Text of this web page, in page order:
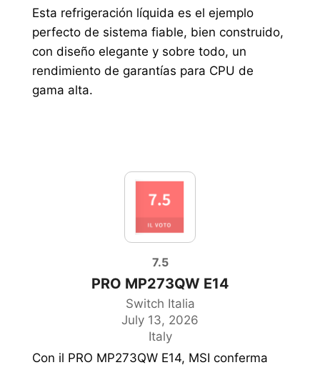
Esta refrigeración líquida es el ejemplo
perfecto de sistema fiable, bien construido,
con diseño elegante y sobre todo, un
rendimiento de garantías para CPU de
gama alta.
7.5
PRO MP273QW E14
Switch Italia
July 13, 2026
Italy
Con il PRO MP273QW E14, MSI conferma